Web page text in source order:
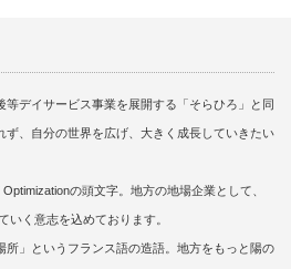
等デイサービス事業を展開する「そらひろ」と同
ず、自分の世界を広げ、大きく成長していきたい
の頭文字。地方の地場企業として、
いく意志を込めております。
所」というフランス語の造語。地方をもっと陽の